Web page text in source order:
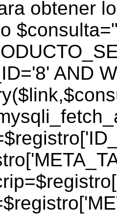
obtener
AND